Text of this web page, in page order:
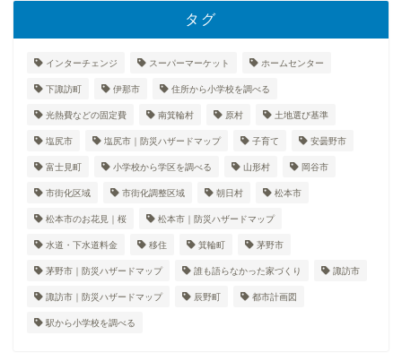
タグ
インターチェンジ スーパーマーケット ホームセンター
下諏訪町 伊那市 住所から小学校を調べる
光熱費などの固定費 南箕輪村 原村 土地選び基準
塩尻市 塩尻市｜防災ハザードマップ 子育て 安曇野市
富士見町 小学校から学区を調べる 山形村 岡谷市
市街化区域 市街化調整区域 朝日村 松本市
松本市のお花見｜桜 松本市｜防災ハザードマップ
水道・下水道料金 移住 箕輪町 茅野市
茅野市｜防災ハザードマップ 誰も語らなかった家づくり 諏訪市
諏訪市｜防災ハザードマップ 辰野町 都市計画図
駅から小学校を調べる